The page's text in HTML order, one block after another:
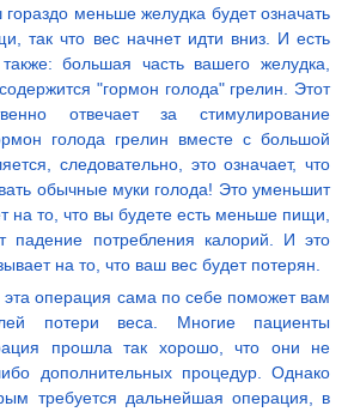
меньше желудка будет означать
так что вес начнет идти вниз. И есть
большая часть вашего желудка,
"гормон голода" грелин. Этот
отвечает за стимулирование
голода грелин вместе с большой
следовательно, это означает, что
обычные муки голода! Это уменьшит
на то, что вы будете есть меньше пищи,
падение потребления калорий. И это
на то, что ваш вес будет потерян.
эта операция сама по себе поможет вам
потери веса. Многие пациенты
прошла так хорошо, что они не
дополнительных процедур. Однако
требуется дальнейшая операция, в